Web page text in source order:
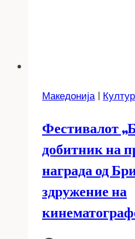
Македонија|
Фестивалот
добитник на
награда од
здружение на